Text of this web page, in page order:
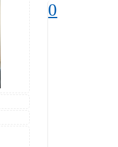
0